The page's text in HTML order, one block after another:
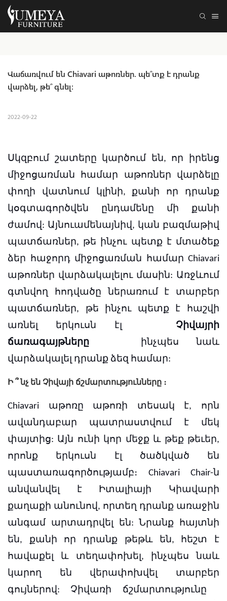
Վաճառվում են Chiavari աթոռներ. պե՞տք է դրանք
վարձել, թե՞ գնել:
2022-09-22
Սկզբում շատերը կարծում են, որ իրենց
միջոցառման համար աթոռներ վարձելը
փողի վատնում կլինի, քանի որ դրանք
կօգտագործվեն ընդամենը մի քանի
ժամով: Այնուամենայնիվ, կան բազմաթիվ
պատճառներ, թե ինչու պետք է մտածեք
ձեր հաջորդ միջոցառման համար Chiavari
աթոռներ վարձակալելու մասին: Առջևում
գտնվող հոդվածը ներառում է տարբեր
պատճառներ, թե ինչու պետք է հաշվի
առնել երկուսն էլ
Չիվայրի
ճառագայթները
ինչպես նաև
վարձակալել դրանք ձեզ համար:
Ի ՞ նչ են Չիվայի ճշմարտությունները ։
Chiavari աթոռը աթոռի տեսակ է, որն
ավանդաբար պատրաստվում է մեկ
փայտից: Այն ունի կոր մեջք և թեք թեւեր,
որոնք երկուսն էլ ծածկված են
պաստառագործությամբ։ Chiavari Chair-ն
անվանվել է Իտալիայի Կիավարի
քաղաքի անունով, որտեղ դրանք առաջին
անգամ արտադրվել են: Նրանք հայտնի
են, քանի որ դրանք թեթև են, հեշտ է
հավաքել և տեղափոխել, ինչպես նաև
կարող են վերափոխվել տարբեր
գույներով: Չիվառի ճշմարտությունը